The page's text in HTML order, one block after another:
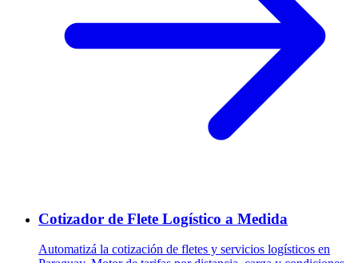
Cotizador de Flete Logístico a Medida
Automatizá la cotización de fletes y servicios logísticos en